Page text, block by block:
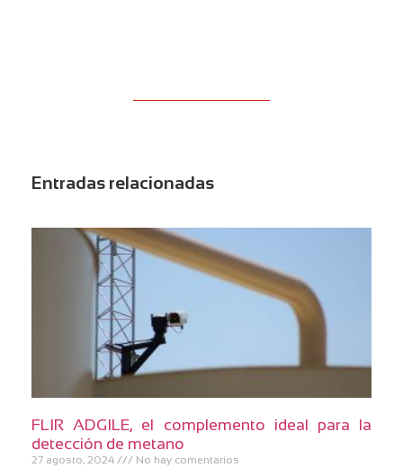
Entradas relacionadas
FLIR ADGILE, el complemento ideal para la
detección de metano
27 agosto, 2024 No hay comentarios